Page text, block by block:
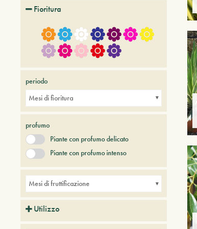
Fioritura
periodo
Mesi di fioritura
profumo
Piante con profumo delicato
Piante con profumo intenso
Mesi di fruttificazione
Utilizzo